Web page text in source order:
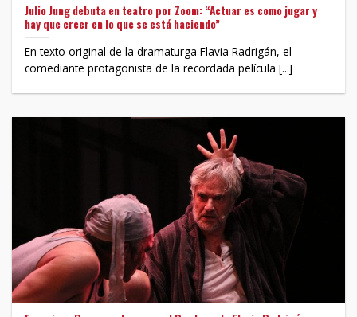
Julio Jung debuta en teatro por Zoom: “Actuar es como jugar y
hay que creer en lo que se está haciendo”
En texto original de la dramaturga Flavia Radrigán, el
comediante protagonista de la recordada película [...]